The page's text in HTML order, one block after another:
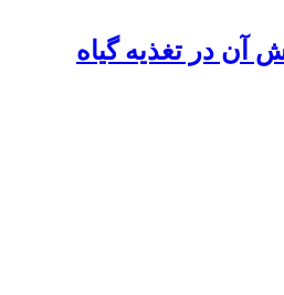
آن در تغذیه گیاه